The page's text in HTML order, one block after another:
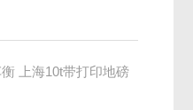
上海10t带打印地磅